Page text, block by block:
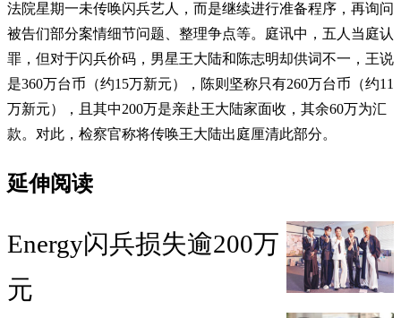
法院星期一未传唤闪兵艺人，而是继续进行准备程序，再询问
被告们部分案情细节问题、整理争点等。庭讯中，五人当庭认
罪，但对于闪兵价码，男星王大陆和陈志明却供词不一，王说
是360万台币（约15万新元），陈则坚称只有260万台币（约11
万新元），且其中200万是亲赴王大陆家面收，其余60万为汇
款。对此，检察官称将传唤王大陆出庭厘清此部分。
延伸阅读
Energy闪兵损失逾200万
元